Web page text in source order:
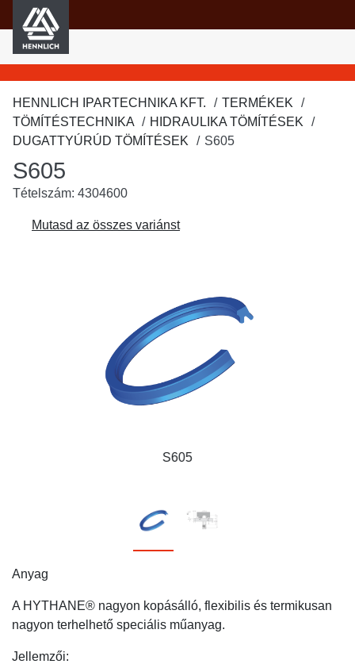
tartalomra
HENNLICH IPARTECHNIKA KFT.
TERMÉKEK
TÖMÍTÉSTECHNIKA
HIDRAULIKA TÖMÍTÉSEK
DUGATTYÚRÚD TÖMÍTÉSEK
S605
S605
Tételszám: 4304600
Mutasd az összes variánst
S605
Anyag
A HYTHANE® nagyon kopásálló, flexibilis és termikusan
nagyon terhelhető speciális műanyag.
Jellemzői: